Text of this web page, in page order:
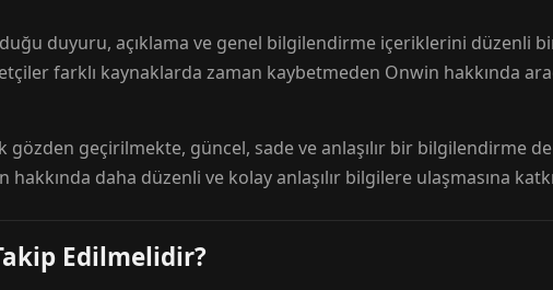
duyuru, açıklama ve genel bilgilendirme içeriklerini düzenli
farklı kaynaklarda zaman kaybetmeden Onwin hakkında
geçirilmekte, güncel, sade ve anlaşılır bir bilgilendirme
hakkında daha düzenli ve kolay anlaşılır bilgilere ulaşmasına
Edilmelidir?